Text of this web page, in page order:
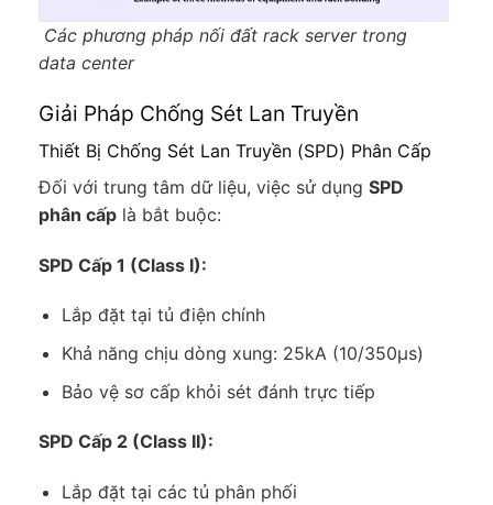
Các phương pháp nối đất rack server trong
data center
Giải Pháp Chống Sét Lan Truyền
Thiết Bị Chống Sét Lan Truyền (SPD) Phân Cấp
Đối với trung tâm dữ liệu, việc sử dụng SPD
phân cấp là bắt buộc:
SPD Cấp 1 (Class I):
Lắp đặt tại tủ điện chính
Khả năng chịu dòng xung: 25kA (10/350μs)
Bảo vệ sơ cấp khỏi sét đánh trực tiếp
SPD Cấp 2 (Class II):
Lắp đặt tại các tủ phân phối